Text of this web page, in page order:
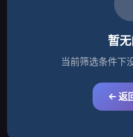
暂
当前筛选条件下
返